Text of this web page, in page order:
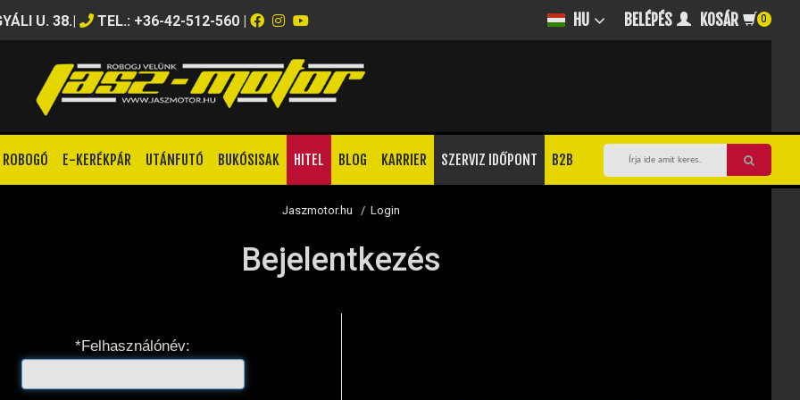
U. 38.| TEL.: +36-42-512-560 | HU BELÉPÉS KOSÁR 0
ROBOGÓ E-KERÉKPÁR UTÁNFUTÓ BUKÓSISAK HITEL BLOG KARRIER SZERVIZ IDŐPONT B2B
Jaszmotor.hu /Login
Bejelentkezés
*Felhasználónév: